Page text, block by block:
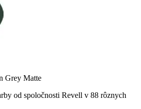
Grey Matte
od spoločnosti Revell v 88 rôznych